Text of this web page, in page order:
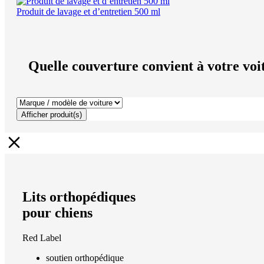
Produit de lavage et d’entretien 500 ml
Quelle couverture convient à votre
Afficher produit(s)
Lits orthopédiques
pour chiens
Red Label
soutien orthopédique